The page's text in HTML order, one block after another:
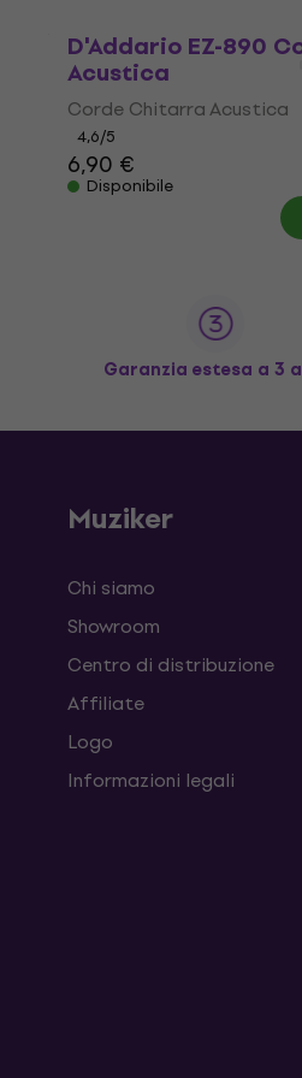
D'Addario EZ-890
Acustica
Corde Chitarra Acustica
4,6/5
6,90 €
Disponibile
Garanzia estesa a 3
Muziker
Chi siamo
Showroom
Centro di distribuzione
Affiliate
Logo
Informazioni legali